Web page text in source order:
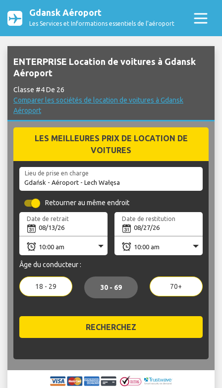
Gdansk Aéroport
Les Services et Informations essentiels de l’aéroport
ENTERPRISE Location de voitures à Gdansk
Aéroport
Classe #4 De 26
Comparer les sociétés de location de voitures à Gdansk
Aéroport
LES MEILLEURES PRIX DE LOCATION DE
VOITURES
Lieu de prise en charge
Retourner au même endroit
Date de retrait Date de restitution
Âge du conducteur :
18 - 29 30 - 69 70+
RECHERCHEZ